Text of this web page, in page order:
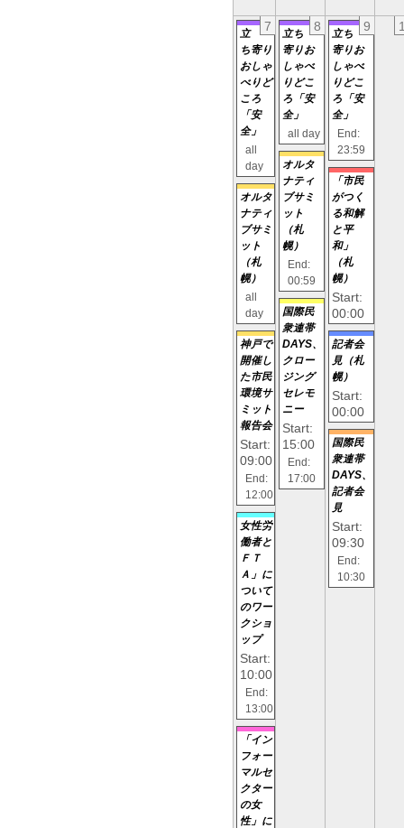
7
立
ち寄り
おしゃ
べりど
ころ
「安
全」
all
day
オルタ
ナティ
ブサミ
ット
（札
幌）
all
day
神戸で
開催し
た市民
環境サ
ミット
報告会
Start:
09:00
End:
12:00
女性労
働者と
ＦＴ
Ａ」に
ついて
のワー
クショ
ップ
Start:
10:00
End:
13:00
「イン
フォー
マルセ
クター
の女
性」に
8
立ち
寄りお
しゃべ
りどこ
ろ「安
全」
all day
オルタ
ナティ
ブサミ
ット
（札
幌）
End:
00:59
国際民
衆連帯
DAYS、
クロー
ジング
セレモ
ニー
Start:
15:00
End:
17:00
9
立ち
寄りお
しゃべ
りどこ
ろ「安
全」
End:
23:59
「市民
がつく
る和解
と平
和」
（札
幌）
Start:
00:00
記者会
見（札
幌）
Start:
00:00
国際民
衆連帯
DAYS、
記者会
見
Start:
09:30
End:
10:30